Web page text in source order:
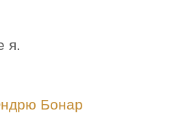
я.
Бонар